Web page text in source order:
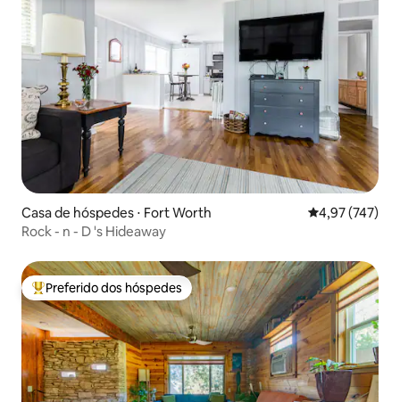
Casa de hóspedes ⋅ Fort Worth 4,97 de uma
4,97 (747)
Rock - n - D 's Hideaway
Entre os melhores preferidos dos hóspedes
Preferido dos hóspedes